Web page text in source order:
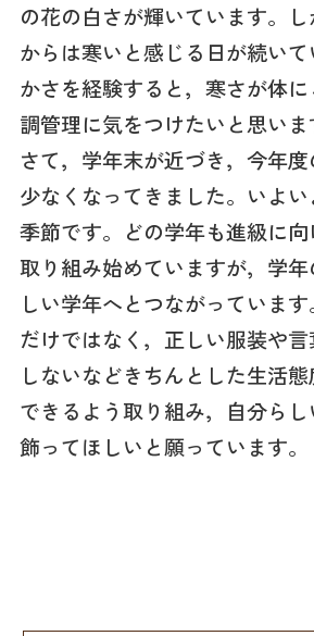
の花の白さが輝いています。
からは寒いと感じる日が続い
かさを経験すると，寒さが体
調管理に気をつけたいと思いま
さて，学年末が近づき，今年
少なくなってきました。いよ
季節です。どの学年も進級に
取り組み始めていますが，学
しい学年へとつながっていま
だけではなく，正しい服装や
しないなどきちんとした生活
できるよう取り組み，自分ら
飾ってほしいと願っています。